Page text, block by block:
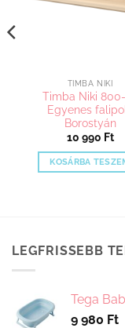
TIMBA NIKI
Timba Niki
Egyenes
Borostyán
10 990 Ft
KOSÁRBA
LEGFRISSEBB
Tega
9 980 Ft